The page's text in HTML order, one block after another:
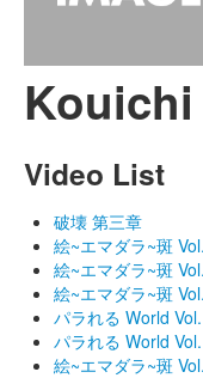
Kouichi
Video List
破壊 第三章
絵~エマダラ~斑
絵~エマダラ~斑
絵~エマダラ~斑
パラれる World
パラれる World
絵~エマダラ~斑